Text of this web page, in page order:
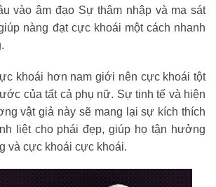
vào âm đạo Sự thâm nhập và ma sát
nàng đạt cực khoái một cách nhanh
khoái hơn nam giới nên cực khoái tột
của tất cả phụ nữ. Sự tinh tế và hiện
vật giả này sẽ mang lại sự kích thích
liệt cho phái đẹp, giúp họ tận hưởng
và cực khoái cực khoái.